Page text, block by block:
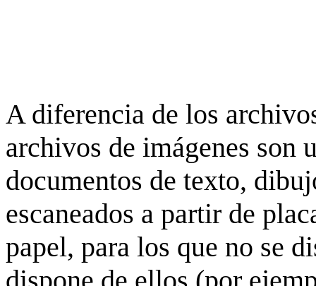
A diferencia de los
archivos de imágenes son
documentos de texto,
escaneados a partir de
papel, para los que no se